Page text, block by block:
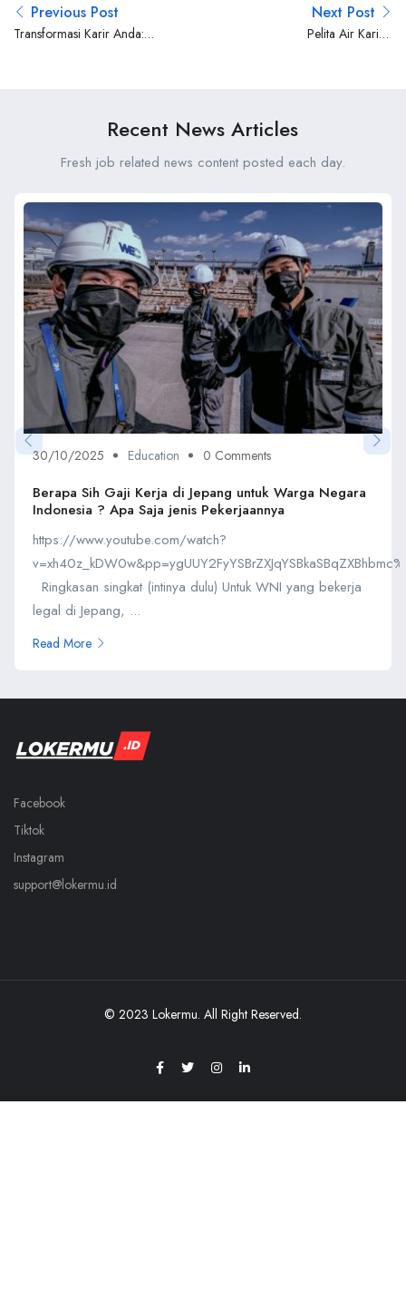
Previous Post
Transformasi Karir Anda:
Next Post
Pelita Air Karier:
Recent News Articles
Fresh job related news content posted each day.
30/10/2025 Education 0 Comments
Berapa Sih Gaji Kerja di Jepang untuk Warga Negara
Indonesia ? Apa Saja jenis Pekerjaannya
https://www.youtube.com/watch?
Ringkasan singkat (intinya dulu) Untuk WNI yang bekerja
legal di Jepang, ...
Read More
Facebook
Tiktok
Instagram
support@lokermu.id
© 2023 Lokermu. All Right Reserved.